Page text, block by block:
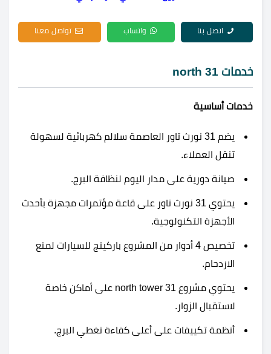
اتصل بنا واتساب تواصل معنا
خدمات 31 north
خدمات أساسية
يضم 31 نورث تاور العاصمة سلالم كهربائية لسهولة
تنقل العملاء.
صيانة دورية على مدار اليوم لنظافة البرج.
يحتوي 31 نورث تاور على قاعة مؤتمرات مجهزة بأحدث
الأجهزة التكنولوجية.
تخصيص 4 أدوار من المشروع باركينج للسيارات لمنع
الازدحام.
يحتوي مشروع 31 north tower على أماكن خاصة
لاستقبال الزوار.
أنظمة تكييفات على أعلى كفاءة تغطي البرج.